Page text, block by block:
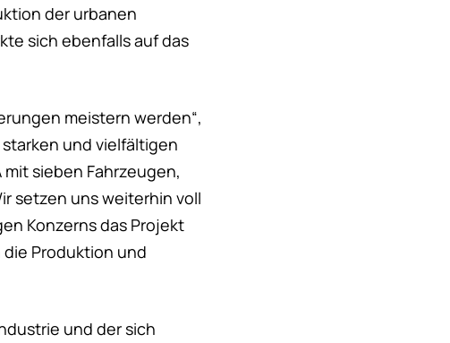
der urbanen
sich ebenfalls auf das
meistern werden“,
starken und vielfältigen
sieben Fahrzeugen,
setzen uns weiterhin voll
Konzerns das Projekt
Produktion und
und der sich